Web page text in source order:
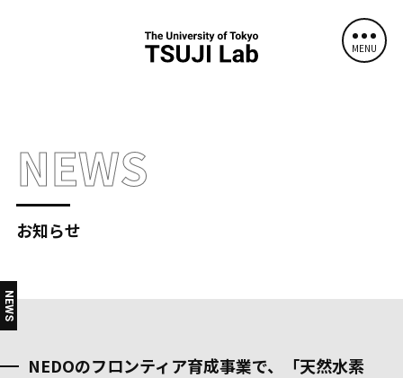
MENU
NEWS
お知らせ
NEWS
NEDOのフロンティア育成事業で、「天然水素